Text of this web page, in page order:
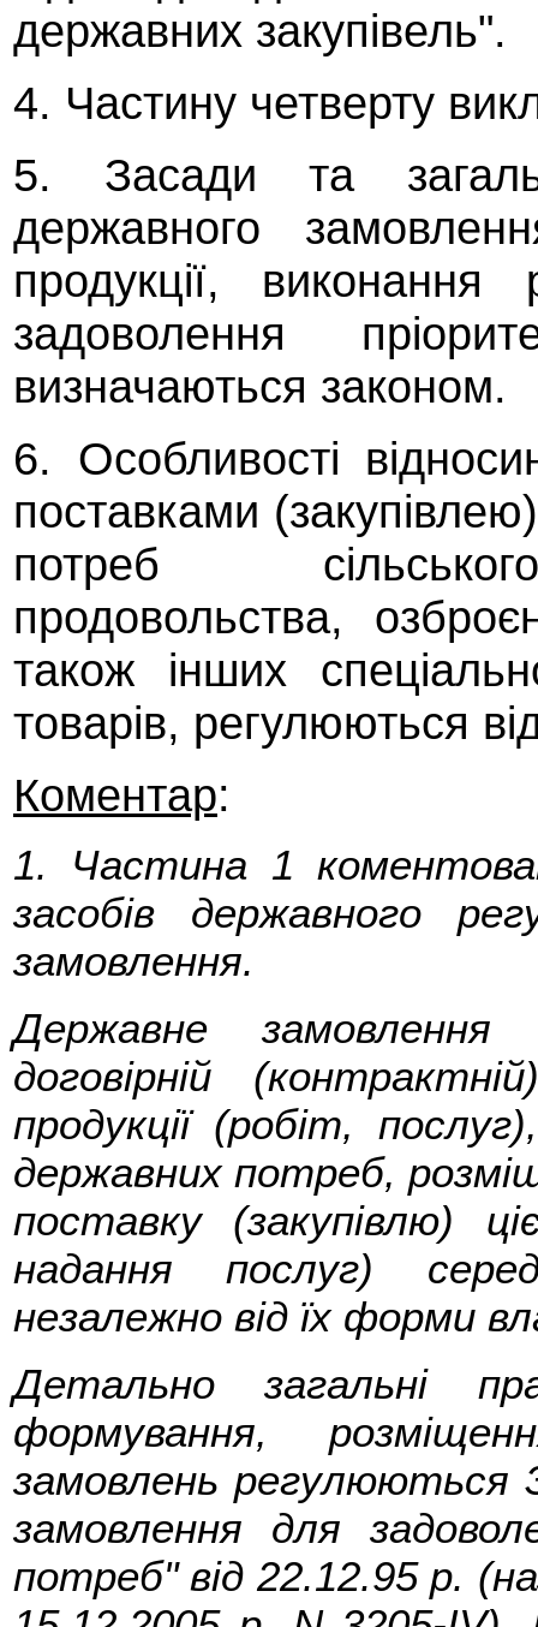
державних закупівель".
4. Частину четверту
5. Засади та
державного
продукції,
задоволення
визначаються законом.
6. Особливості
поставками
потреб
продовольства,
також інших
товарів, регулюються
Коментар:
1. Частина 1
засобів державного
замовлення.
Державне
договірній
продукції (робіт,
державних потреб,
поставку (закупівлю)
надання послуг)
незалежно від їх форми
Детально загальні
формування,
замовлень регулюються
замовлення для
потреб" від 22.12.95 р.